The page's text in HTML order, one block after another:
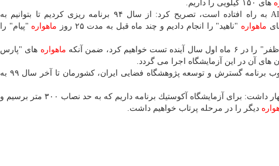
های ۱۵۰ كیلویی را داریم.
وی با تاكید بر اینكه از سال ۱۳۹۲ فاز نخست آزمایشگاه AIT به راه افتاده است، تصریح كرد: از سال ۹۴ برنامه ریزی كردیم تا بتوانیم به
ماهواره "ناهید" را انجام دادیم و چند ماه قبل به مدت ۲۵ روز ماهواره "پیام" را
در ۶ ماه اول سال آینده تست خواهیم كرد، ضمن آنكه ماهواره های "پارس
آن در این آزمایشگاه اجرا می گردد.
به گفته مدیر آزمایشگاه سازگاری الكترومغناطیسی، در چارچوب برنامه گسترش و توسعه پژوهشگاه فضایی ایران، كشورمان تا آخر سال ۹۹ به
وی از تكمیل آزمایشگاه ارتعاشات این مجموعه اطلاع داد و اظهار داشت: برای آزمایشگاه آكوستیك برنامه داریم كه به حد نصاب ۳۰۰ متر برسیم و
دیگر را در مرحله پرتاب خواهیم داشت.